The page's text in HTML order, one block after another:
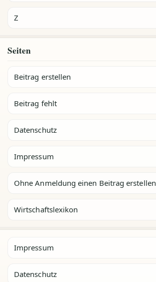
Z
Seiten
Beitrag erstellen
Beitrag fehlt
Datenschutz
Impressum
Ohne Anmeldung einen Beitrag erstellen
Wirtschaftslexikon
Impressum
Datenschutz